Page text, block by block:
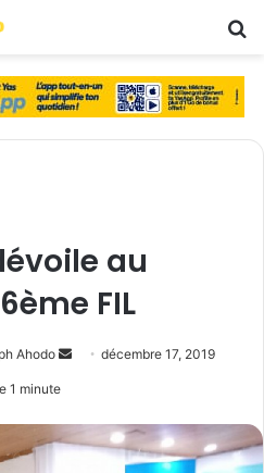
au
FIL
Ahodo décembre 17, 2019
1 minute